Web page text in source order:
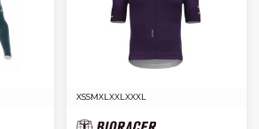
XSSMXLXXLXXXL